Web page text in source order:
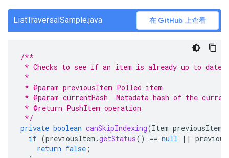
ListTraversalSample.java 在 GitHub 上查看
/**
* Checks to see if an item is already up to date
*
* @param previousItem Polled item
* @param currentHash  Metadata hash of the
* @return PushItem operation
*/
private boolean canSkipIndexing(Item previousItem
if (previousItem .getStatus() == null ||
return false ;